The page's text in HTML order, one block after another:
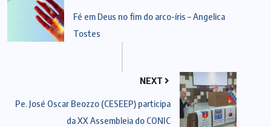
Fé em Deus no fim do arco-íris – Angelica
Tostes
NEXT
Pe. José Oscar Beozzo (CESEEP) participa
da XX Assembleia do CONIC